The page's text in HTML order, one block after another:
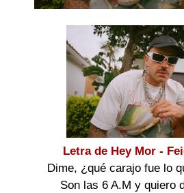
Letra de Hey Mor -
Dime, ¿qué carajo fue lo
Son las 6 A.M y quiero